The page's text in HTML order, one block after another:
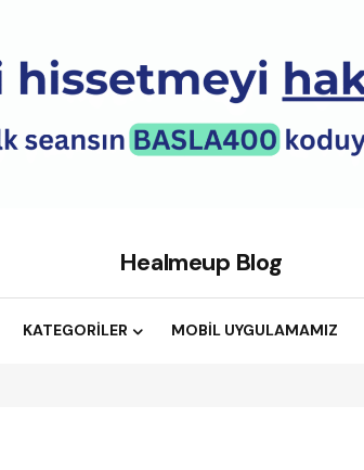
Healmeup Blog
KATEGORİLER MOBİL UYGULAMAMIZ